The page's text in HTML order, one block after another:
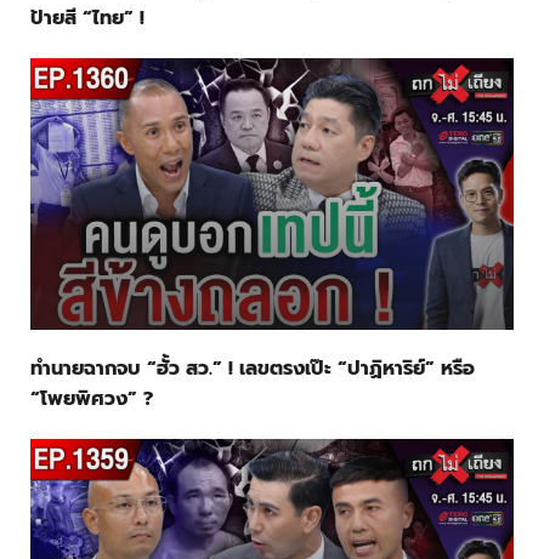
ป้ายสี “ไทย” !
ทำนายฉากจบ “ฮั้ว สว.” ! เลขตรงเป๊ะ “ปาฏิหาริย์” หรือ
“โพยพิศวง” ?